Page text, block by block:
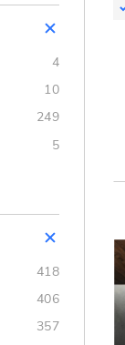
4
10
249
5
418
406
357